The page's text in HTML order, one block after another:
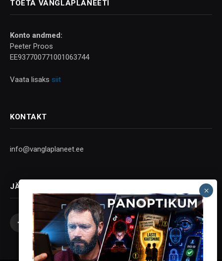
TOETA VANGLAPLANEETI
Konto andmed:
Peeter Proos
EE937700771001063744
Vaata lisaks siit
KONTAKT
info@vanglaplaneet.ee
JÄLGI SOTSIAALMEEDIAS
Facebook
X
(Twitter)
InstagramYouTubeTelegram